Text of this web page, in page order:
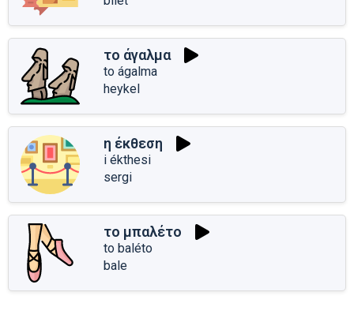
το άγαλμα
to ágalma
heykel
η έκθεση
i ékthesi
sergi
το μπαλέτο
to baléto
bale